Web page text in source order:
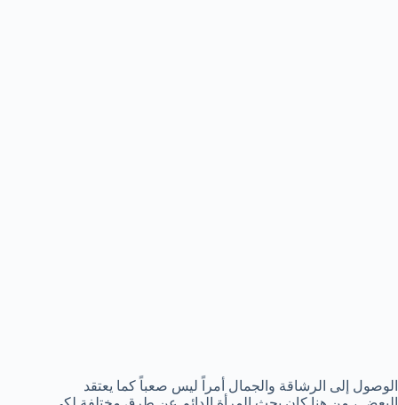
الوصول إلى الرشاقة والجمال أمراً ليس صعباً كما يعتقد